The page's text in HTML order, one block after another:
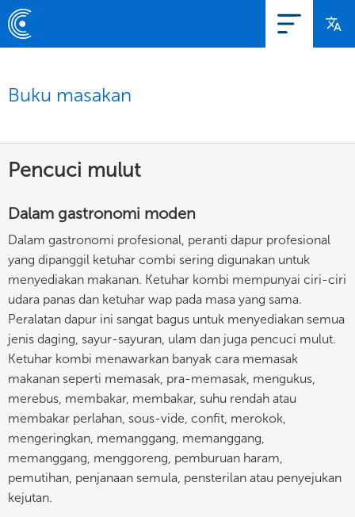
Buku masakan
Pencuci mulut
Dalam gastronomi moden
Dalam gastronomi profesional, peranti dapur profesional
yang dipanggil ketuhar combi sering digunakan untuk
menyediakan makanan. Ketuhar kombi mempunyai ciri-ciri
udara panas dan ketuhar wap pada masa yang sama.
Peralatan dapur ini sangat bagus untuk menyediakan semua
jenis daging, sayur-sayuran, ulam dan juga pencuci mulut.
Ketuhar kombi menawarkan banyak cara memasak
makanan seperti memasak, pra-memasak, mengukus,
merebus, membakar, membakar, suhu rendah atau
membakar perlahan, sous-vide, confit, merokok,
mengeringkan, memanggang, memanggang,
memanggang, menggoreng, pemburuan haram,
pemutihan, penjanaan semula, pensterilan atau penyejukan
kejutan.